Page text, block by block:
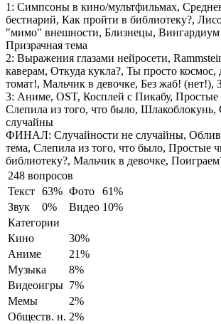
1: Симпсоны в кино/мультфильмах,
бестиарий, Как пройти в библиотеку?,
"мимо" внешности, Близнецы, Вингардиум
Призрачная тема
2: Выражения глазами нейросети,
каверам, Откуда кукла?, Ты просто космос,
томат!, Мальчик в девочке, Без жаб! (нет!),
3: Аниме, OST, Косплей с Пикабу, Простые
Слепила из того, что было, Шлакоблокунь,
случайны
ФИНАЛ: Случайности не случайны,
тема, Слепила из того, что было, Простые
библиотеку?, Мальчик в девочке,
248 вопросов
Текст 63% Фото
61%
Звук
0% Видео 10%
Категории
Кино
30%
Аниме
21%
Музыка
8%
Видеоигры 7%
Мемы
2%
Обществ. н. 2%